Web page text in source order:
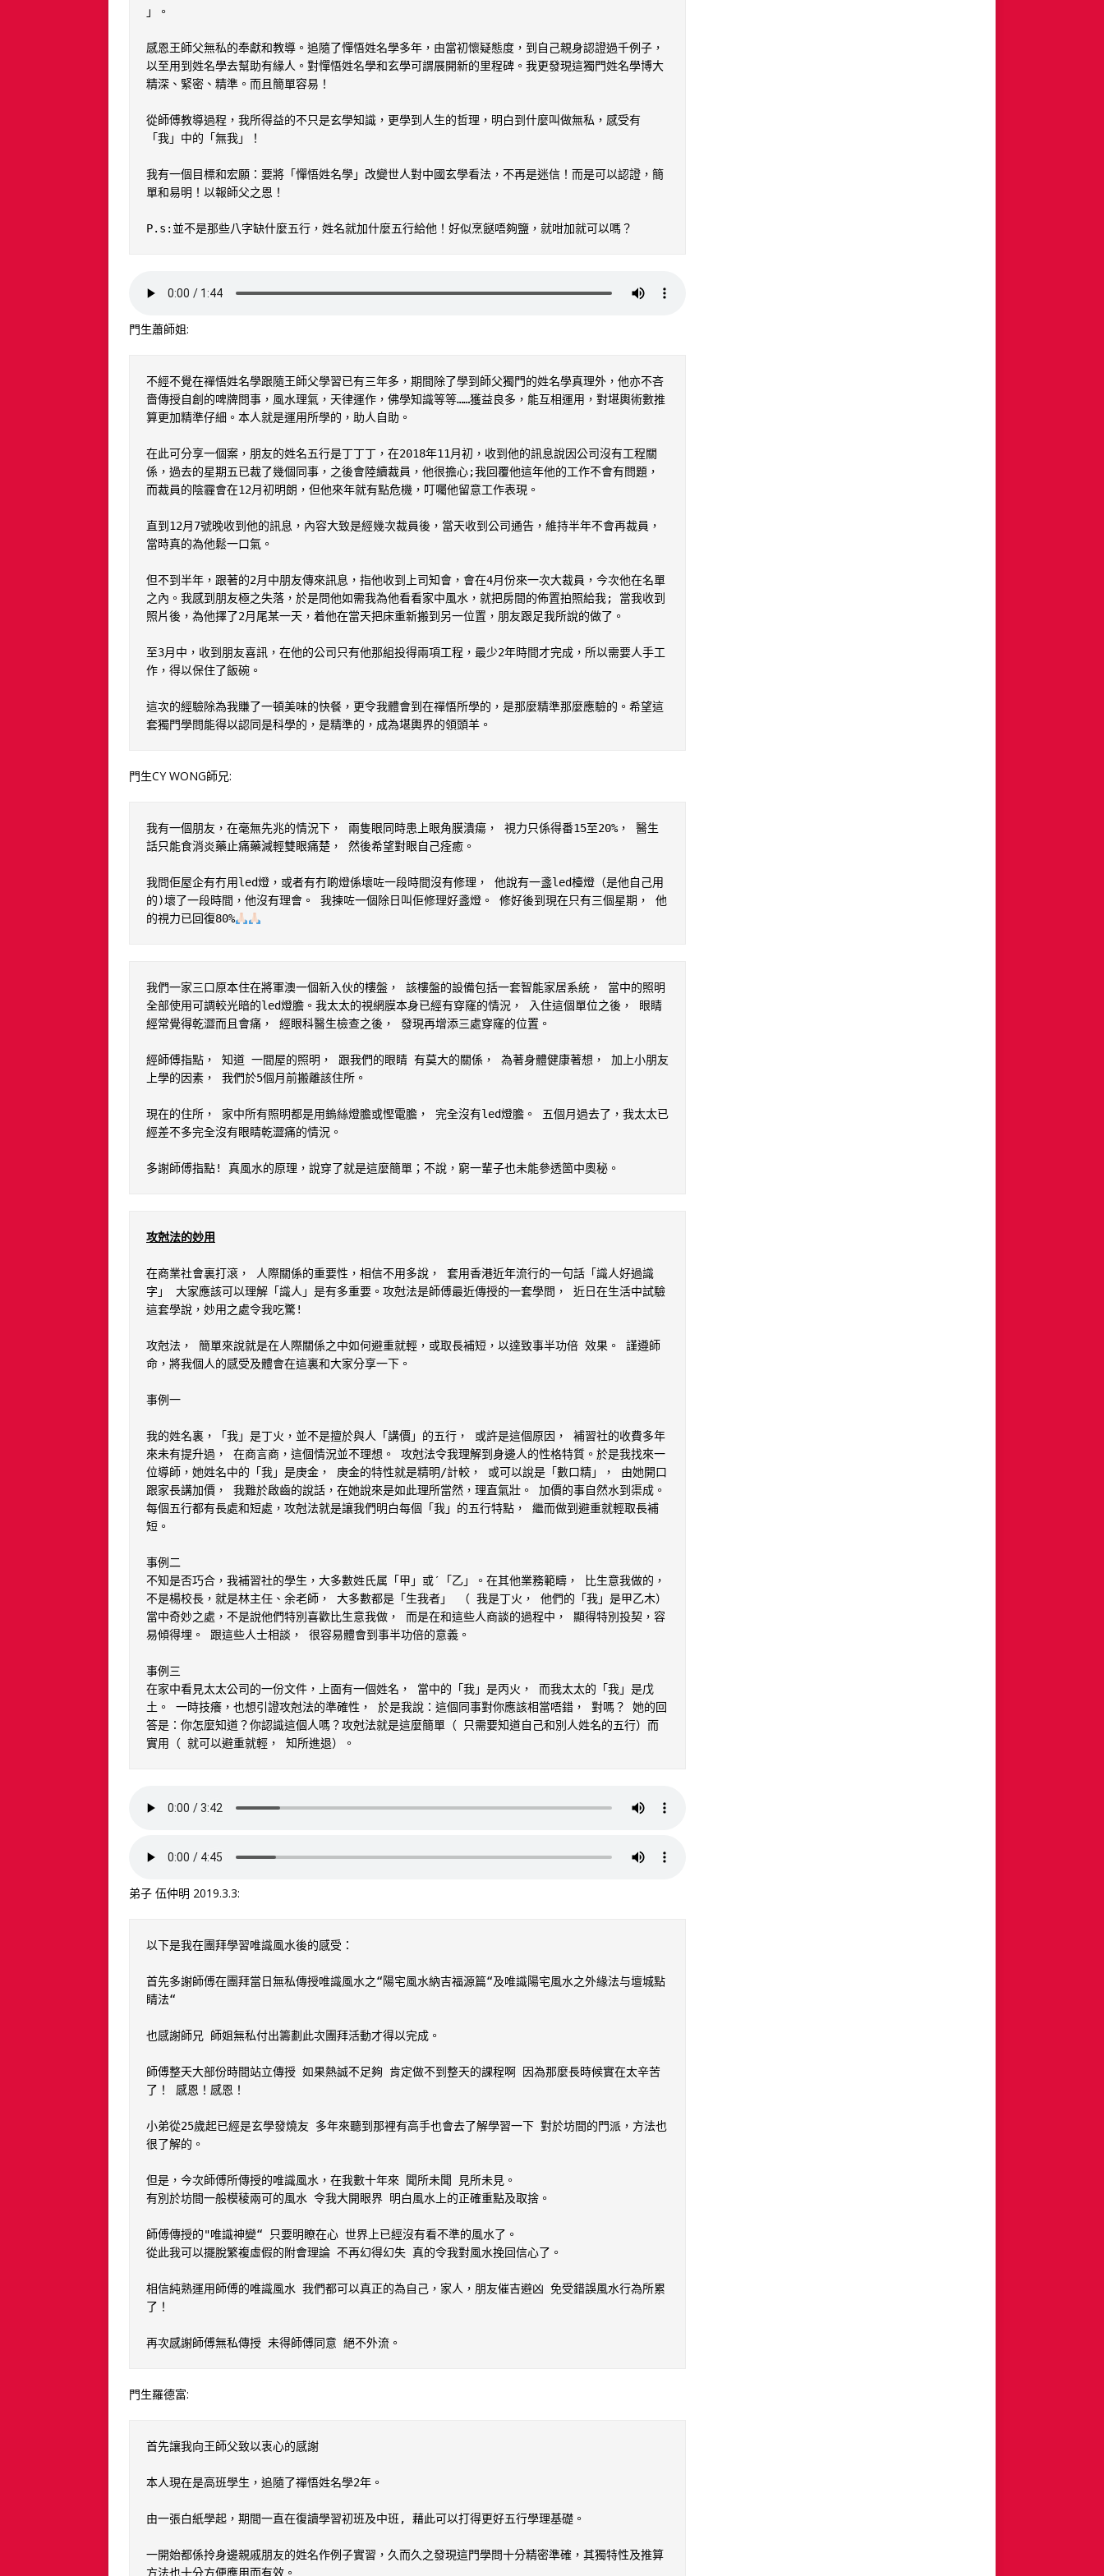
」。
感恩王師父無私的奉獻和教導。追隨了憚悟姓名學多年，由當初懷疑態度，到自己親身認證過千例子，
以至用到姓名學去幫助有緣人。對憚悟姓名學和玄學可謂展開新的里程碑。我更發現這獨門姓名學博大
精深、緊密、精準。而且簡單容易！
從師傅教導過程，我所得益的不只是玄學知識，更學到人生的哲理，明白到什麼叫做無私，感受有
「我」中的「無我」！
我有一個目標和宏願：要將「憚悟姓名學」改變世人對中國玄學看法，不再是迷信！而是可以認證，簡
單和易明！以報師父之恩！
P.s:並不是那些八字缺什麼五行，姓名就加什麼五行給他！好似烹餸唔夠鹽，就咁加就可以嗎？
門生蕭師姐:
不經不覺在禪悟姓名學跟隨王師父學習已有三年多，期間除了學到師父獨門的姓名學真理外，他亦不吝
嗇傳授自創的啤牌問事，風水理氣，天律運作，佛學知識等等……獲益良多，能互相運用，對堪輿術數推
算更加精準仔細。本人就是運用所學的，助人自助。
在此可分享一個案，朋友的姓名五行是丁丁丁，在2018年11月初，收到他的訊息說因公司沒有工程關
係，過去的星期五已裁了幾個同事，之後會陸續裁員，他很擔心;我回覆他這年他的工作不會有問題，
而裁員的陰霾會在12月初明朗，但他來年就有點危機，叮囑他留意工作表現。
直到12月7號晚收到他的訊息，內容大致是經幾次裁員後，當天收到公司通告，維持半年不會再裁員，
當時真的為他鬆一口氣。
但不到半年，跟著的2月中朋友傳來訊息，指他收到上司知會，會在4月份來一次大裁員，今次他在名單
之內。我感到朋友極之失落，於是問他如需我為他看看家中風水，就把房間的佈置拍照給我; 當我收到
照片後，為他擇了2月尾某一天，着他在當天把床重新搬到另一位置，朋友跟足我所說的做了。
至3月中，收到朋友喜訊，在他的公司只有他那組投得兩項工程，最少2年時間才完成，所以需要人手工
作，得以保住了飯碗。
這次的經驗除為我賺了一頓美味的快餐，更令我體會到在禪悟所學的，是那麼精準那麼應驗的。希望這
套獨門學問能得以認同是科學的，是精準的，成為堪輿界的領頭羊。
門生CY WONG師兄:
我有一個朋友，在毫無先兆的情況下， 兩隻眼同時患上眼角膜潰瘍， 視力只係得番15至20%， 醫生
話只能食消炎藥止痛藥減輕雙眼痛楚， 然後希望對眼自己痊癒。
我問佢屋企有冇用led燈，或者有冇啲燈係壞咗一段時間沒有修理， 他說有一盞led檯燈（是他自己用
的)壞了一段時間，他沒有理會。 我揀咗一個除日叫佢修理好盞燈。 修好後到現在只有三個星期， 他
的視力已回復80%
我們一家三口原本住在將軍澳一個新入伙的樓盤， 該樓盤的設備包括一套智能家居系統， 當中的照明
全部使用可調較光暗的led燈膽。我太太的視網膜本身已經有穿窿的情況， 入住這個單位之後， 眼睛
經常覺得乾澀而且會痛， 經眼科醫生檢查之後， 發現再增添三處穿窿的位置。
經師傅指點， 知道 一間屋的照明， 跟我們的眼睛 有莫大的關係， 為著身體健康著想， 加上小朋友
上學的因素， 我們於5個月前搬離該住所。
現在的住所， 家中所有照明都是用鎢絲燈膽或慳電膽， 完全沒有led燈膽。 五個月過去了，我太太已
經差不多完全沒有眼睛乾澀痛的情況。
多謝師傅指點! 真風水的原理，說穿了就是這麼簡單；不說，窮一輩子也未能參透箇中奧秘。
攻尅法的妙用
在商業社會裏打滾， 人際關係的重要性，相信不用多說， 套用香港近年流行的一句話「識人好過識
字」 大家應該可以理解「識人」是有多重要。攻尅法是師傅最近傳授的一套學問， 近日在生活中試驗
這套學說，妙用之處令我吃驚!
攻尅法， 簡單來說就是在人際關係之中如何避重就輕，或取長補短，以達致事半功倍 效果。 謹遵師
命，將我個人的感受及體會在這裏和大家分享一下。
事例一
我的姓名裏，「我」是丁火，並不是擅於與人「講價」的五行， 或許是這個原因， 補習社的收費多年
來未有提升過， 在商言商，這個情況並不理想。 攻尅法令我理解到身邊人的性格特質。於是我找來一
位導師，她姓名中的「我」是庚金， 庚金的特性就是精明/計較， 或可以說是「數口精」， 由她開口
跟家長講加價， 我難於啟齒的說話，在她說來是如此理所當然，理直氣壯。 加價的事自然水到渠成。
每個五行都有長處和短處，攻尅法就是讓我們明白每個「我」的五行特點， 繼而做到避重就輕取長補
短。
事例二
不知是否巧合，我補習社的學生，大多數姓氏属「甲」或ˊ「乙」。在其他業務範疇， 比生意我做的，
不是楊校長，就是林主任、余老師， 大多數都是「生我者」 （ 我是丁火， 他們的「我」是甲乙木）
當中奇妙之處，不是說他們特別喜歡比生意我做， 而是在和這些人商談的過程中， 顯得特別投契，容
易傾得埋。 跟這些人士相談， 很容易體會到事半功倍的意義。
事例三
在家中看見太太公司的一份文件，上面有一個姓名， 當中的「我」是丙火， 而我太太的「我」是戊
土。 一時技癢，也想引證攻尅法的準確性， 於是我說：這個同事對你應該相當唔錯， 對嗎？ 她的回
答是：你怎麼知道？你認識這個人嗎？攻尅法就是這麼簡單（ 只需要知道自己和別人姓名的五行）而
實用（ 就可以避重就輕， 知所進退）。
弟子 伍仲明 2019.3.3:
以下是我在團拜學習唯識風水後的感受：
首先多謝師傅在團拜當日無私傳授唯識風水之“陽宅風水納吉福源篇“及唯識陽宅風水之外緣法与壇城點
睛法“
也感謝師兄 師姐無私付出籌劃此次團拜活動才得以完成。
師傅整天大部份時間站立傳授 如果熱誠不足夠 肯定做不到整天的課程啊 因為那麼長時候實在太辛苦
了！ 感恩！感恩！
小弟從25歲起已經是玄學發燒友 多年來聽到那裡有高手也會去了解學習一下 對於坊間的門派，方法也
很了解的。
但是，今次師傅所傳授的唯識風水，在我數十年來 聞所未聞 見所未見。
有別於坊間一般模稜兩可的風水 令我大開眼界 明白風水上的正確重點及取捨。
師傅傳授的"唯識神變“ 只要明瞭在心 世界上已經沒有看不準的風水了。
從此我可以擺脫繁複虛假的附會理論 不再幻得幻失 真的令我對風水挽回信心了。
相信純熟運用師傅的唯識風水 我們都可以真正的為自己，家人，朋友催吉避凶 免受錯誤風水行為所累
了！
再次感謝師傅無私傳授 未得師傅同意 絕不外流。
門生羅德富:
首先讓我向王師父致以衷心的感謝
本人現在是高班學生，追隨了禪悟姓名學2年。
由一張白紙學起，期間一直在復讀學習初班及中班, 藉此可以打得更好五行學理基礎。
一開始都係拎身邊親戚朋友的姓名作例子實習，久而久之發現這門學問十分精密準確，其獨特性及推算
方法也十分方便應用而有效。